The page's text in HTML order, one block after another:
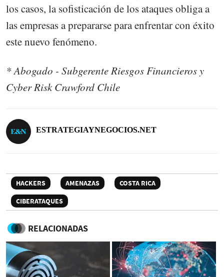
los casos, la sofisticación de los ataques obliga a
las empresas a prepararse para enfrentar con éxito
este nuevo fenómeno.
* Abogado - Subgerente Riesgos Financieros y
Cyber Risk Crawford Chile
ESTRATEGIAYNEGOCIOS.NET
HACKERS AMENAZAS
COSTA RICA
CIBERATAQUES
RELACIONADAS